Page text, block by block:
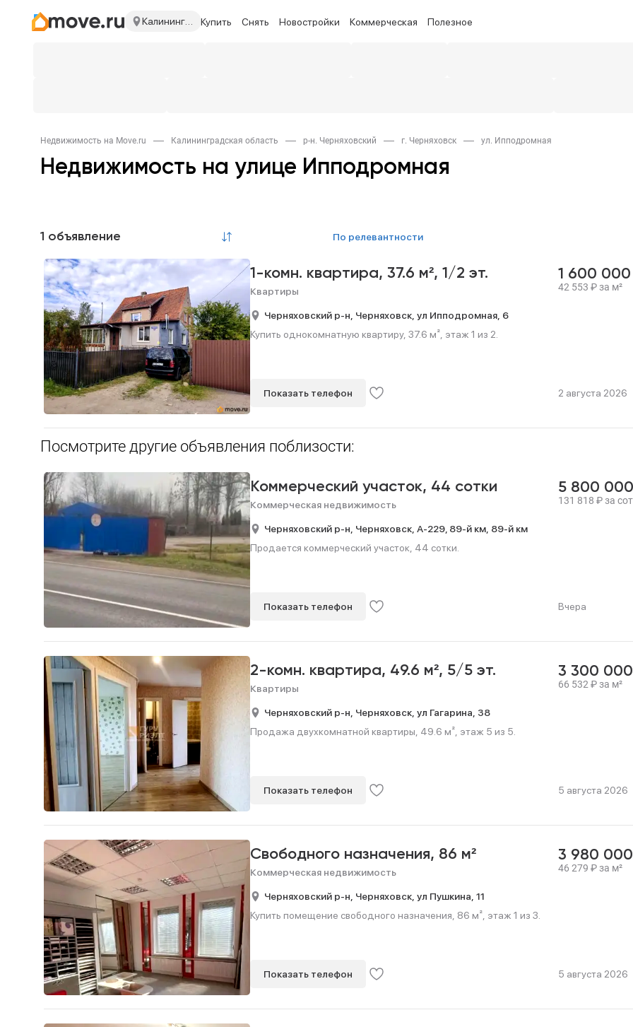
Калининградская область Купить Снять Новостройки Коммерческая Полезное
Недвижимость на Move.ru Калининградская область р-н. Черняховский г. Черняховск ул. Ипподромная
Недвижимость на улице Ипподромная
1 объявление по релевантности
1-комн. квартира, 37.6 м², 1/2 эт.
Квартиры
1 600
42 553 ₽за м²
Черняховский р-н, Черняховск, ул Ипподромная, 6
Купить однокомнатную квартиру, 37.6 м², этаж 1 из 2.
Показать телефон 2 августа 2026
Посмотрите другие объявления поблизости:
Коммерческий участок, 44 сотки
Коммерческая недвижимость
5 800
131 818 ₽за
Черняховский р-н, Черняховск, А-229, 89-й км, 89-й км
Продается коммерческий участок, 44 сотки.
Показать телефон Вчера
2-комн. квартира, 49.6 м², 5/5 эт.
Квартиры
3 300
66 532 ₽за м²
Черняховский р-н, Черняховск, ул Гагарина, 38
Продажа двухкомнатной квартиры, 49.6 м², этаж 5 из 5.
Показать телефон 5 августа 2026
Свободного назначения, 86 м²
Коммерческая недвижимость
3 980
46 279 ₽за м²
Черняховский р-н, Черняховск, ул Пушкина, 11
Купить помещение свободного назначения, 86 м², этаж 1 из 3.
Показать телефон 5 августа 2026